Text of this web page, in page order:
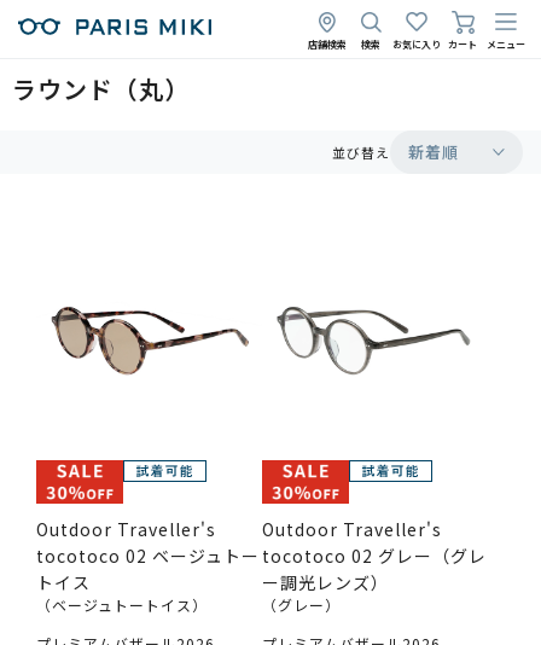
店舗検索 検索 お気に入り カート メニュー
ラウンド（丸）
並び替え 新着順
Outdoor Traveller's
tocotoco 02 ベージュトー
トイス
（ベージュトートイス）
Outdoor Traveller's
tocotoco 02 グレー（グレ
ー調光レンズ）
（グレー）